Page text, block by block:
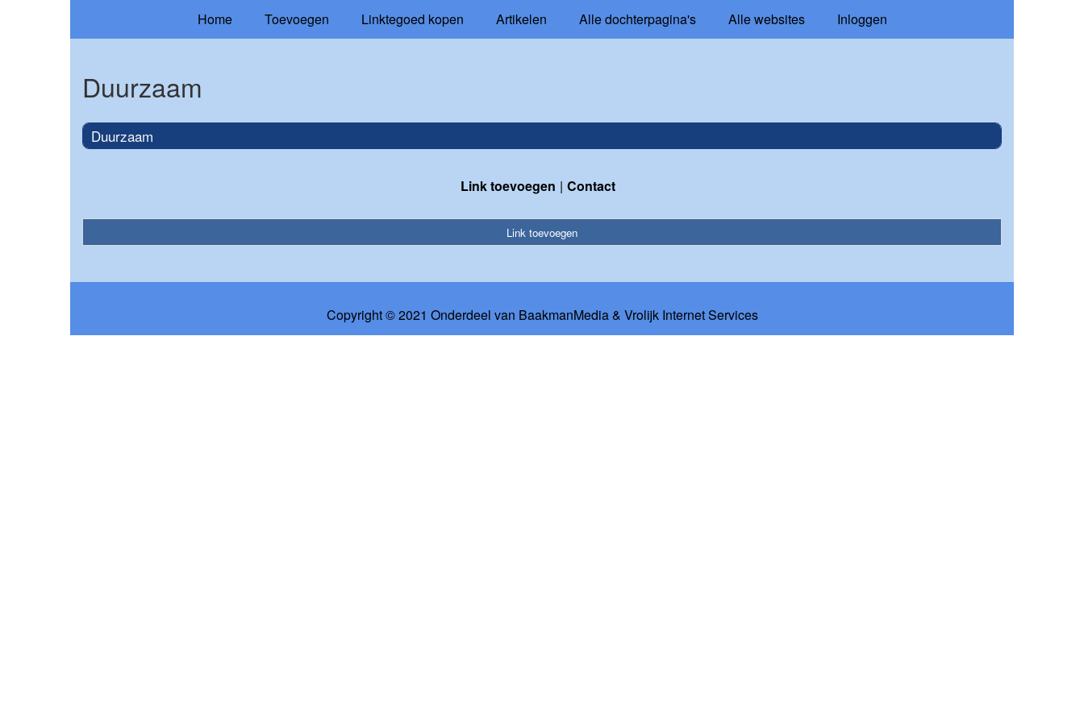
Home Toevoegen Linktegoed kopen Artikelen Alle dochterpagina's Alle websites Inloggen
Duurzaam
Duurzaam
Link toevoegen Contact
Link toevoegen
Copyright © 2021 Onderdeel van BaakmanMedia& Vrolijk Internet Services